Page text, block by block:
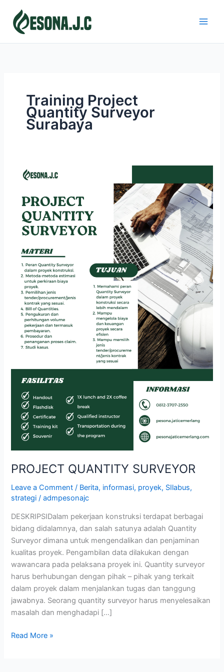
content
Training Project
Quantity Surveyor
Surabaya
PROJECT QUANTITY SURVEYOR
Leave a Comment / Berita, informasi, proyek, SIlabus,
strategi /admpesonajc
DESKRIPSIDalam pekerjaan konstruksi terdapat berbagai
bidang didalamnya, dan salah satunya adalah Quantity
Surveyor dimana untuk mengendalikan dan penjaminan
kualitas proyek. Pengambilan data dilakukan dengan
wawancara pada pelaksana proyek ini. Quantity surveyor
harus berhubungan dengan pihak – pihak yang terkait
dalam proyek dalam menjalankan tugas dan tanggung
jawabnya. Seorang quantity surveyor harus menyelesaikan
masalah dan menghadapi […]
PROJECT
QUANTITY
SURVEYOR
Read More »